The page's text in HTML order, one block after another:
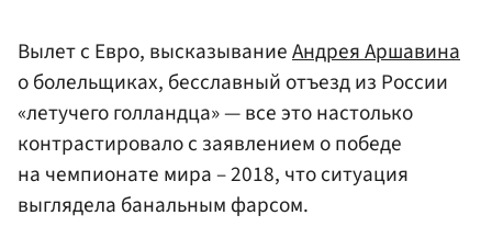
Вылет с Евро, высказываниеАндрея Аршавина
о болельщиках, бесславный отъезд из России
«летучего голландца» — все это настолько
контрастировало с заявлением о победе
на чемпионате мира – 2018, что ситуация
выглядела банальным фарсом.